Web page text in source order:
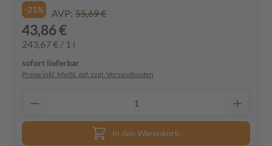
-21% AVP: 55,69 €
43,86 €
243,67 € / 1 l
sofort lieferbar
Preise inkl. MwSt. ggf. zzgl. Versandkosten
In den Warenkorb